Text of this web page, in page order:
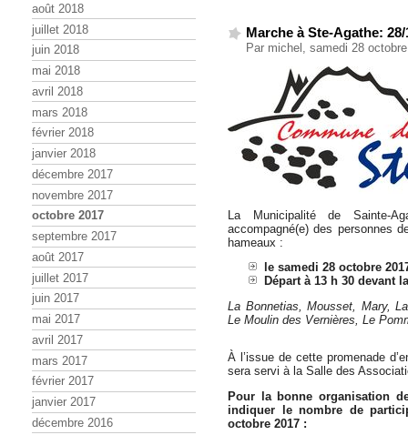
Marche à Ste-Agathe: 28/
Par michel, samedi 28
La Municipalité de Sainte-
accompagné(e) des personnes
hameaux :
le samedi 28 octobre
Départ à 13 h 30 devant
La Bonnetias, Mousset, Mary,
Le Moulin des Vernières, Le
À l’issue de cette promenade
sera servi à la Salle des
Pour la bonne organisation
indiquer le nombre de
octobre 2017 :
août 2018
juillet 2018
juin 2018
mai 2018
avril 2018
mars 2018
février 2018
janvier 2018
décembre 2017
novembre 2017
octobre 2017
septembre 2017
août 2017
juillet 2017
juin 2017
mai 2017
avril 2017
mars 2017
février 2017
janvier 2017
décembre 2016